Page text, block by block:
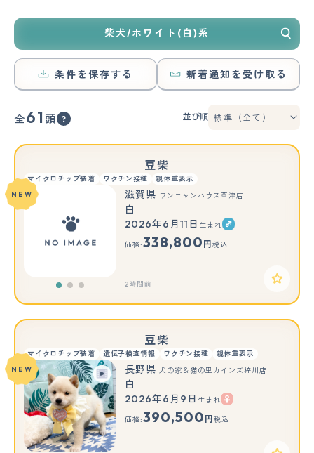
柴犬/ホワイト(白)系
条件を保存する 新着通知を受け取る
全61 頭 並び順
豆柴
マイクロチップ装着 ワクチン接種 親体重表示
もっと見る
NEW 滋賀県 ワンニャンハウス草津店
白
2026年6月11日 生まれ
価格:338,800 円 税込
2時間前
豆柴
マイクロチップ装着 遺伝子検査情報 ワクチン接種
親体重表示
NEW
長野県 犬の家＆猫の里カインズ梓川店
白
2026年6月9日 生まれ
価格:390,500 円 税込